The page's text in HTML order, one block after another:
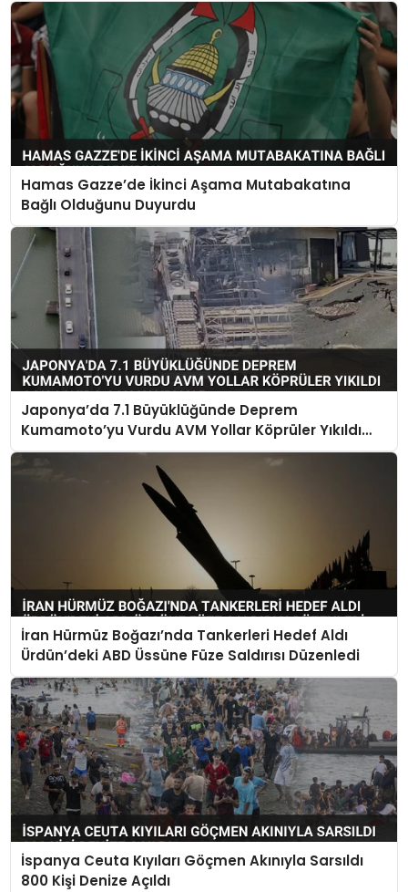
Hamas Gazze’de İkinci Aşama Mutabakatına
Bağlı Olduğunu Duyurdu
Japonya’da 7.1 Büyüklüğünde Deprem
Kumamoto’yu Vurdu AVM Yollar Köprüler Yıkıldı
Çok Sayıda Can Kaybı Var
İran Hürmüz Boğazı’nda Tankerleri Hedef Aldı
Ürdün’deki ABD Üssüne Füze Saldırısı Düzenledi
İspanya Ceuta Kıyıları Göçmen Akınıyla Sarsıldı
800 Kişi Denize Açıldı